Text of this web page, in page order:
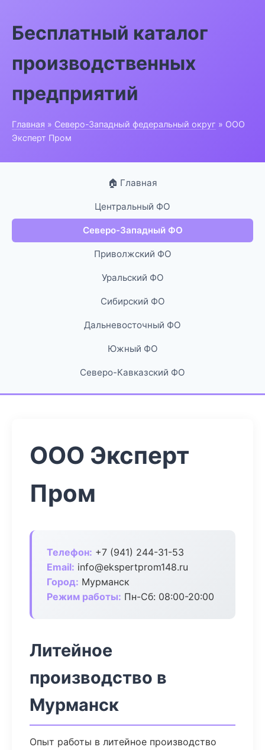
Бесплатный каталог
производственных
предприятий
Главная » Северо-Западный федеральный округ » ООО
Эксперт Пром
🏠 Главная
Центральный ФО
Северо-Западный ФО
Приволжский ФО
Уральский ФО
Сибирский ФО
Дальневосточный ФО
Южный ФО
Северо-Кавказский ФО
ООО Эксперт
Пром
Телефон: +7 (941) 244-31-53
Email: info@ekspertprom148.ru
Город: Мурманск
Режим работы: Пн-Сб: 08:00-20:00
Литейное
производство в
Мурманск
Опыт работы в литейное производство